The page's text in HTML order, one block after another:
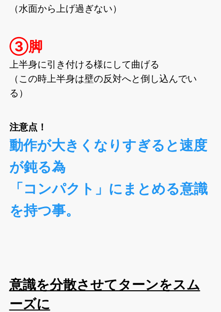
（水面から上げ過ぎない）
③脚
上半身に引き付ける様にして曲げる
（この時上半身は壁の反対へと倒し込んでい
る）
注意点！
動作が大きくなりすぎると速度
が鈍る為
「コンパクト」にまとめる意識
を持つ事。
意識を分散させてターンをスム
ーズに